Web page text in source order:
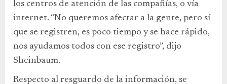
los centros de atención de las compañías, o vía
internet. “No queremos afectar a la gente, pero sí
que se registren, es poco tiempo y se hace rápido,
nos ayudamos todos con ese registro”, dijo
Sheinbaum.
Respecto al resguardo de la información, se